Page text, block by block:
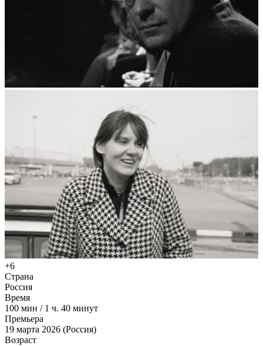
+6
Страна
Россия
Время
100 мин / 1 ч. 40 минут
Премьера
19 марта 2026 (Россия)
Возраст